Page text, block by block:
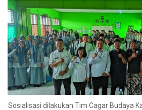
Sosialisasi dilakukan Tim Cagar Budaya